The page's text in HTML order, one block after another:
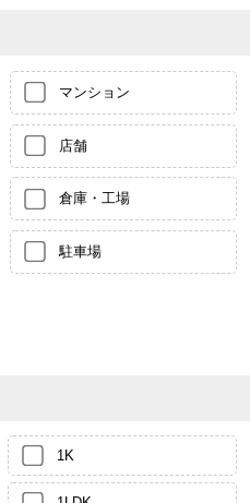
マンション
店舗
倉庫・工場
駐車場
1K